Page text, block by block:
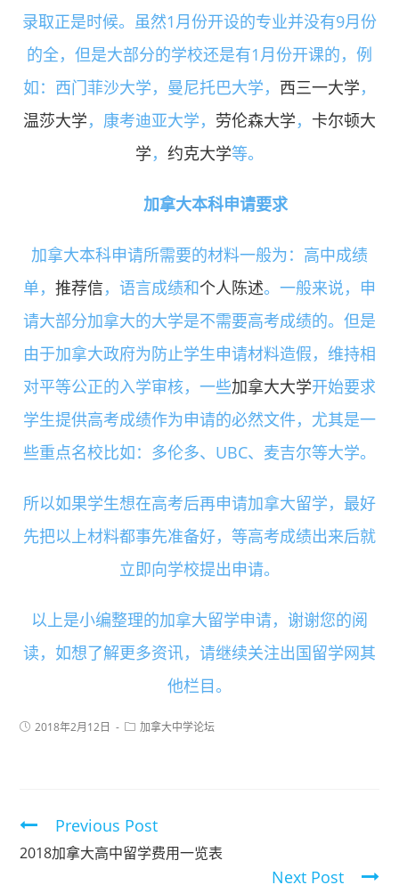
录取正是时候。虽然1月份开设的专业并没有9月份
的全，但是大部分的学校还是有1月份开课的，例
如：西门菲沙大学，曼尼托巴大学， 西三一大学，
温莎大学，康考迪亚大学， 劳伦森大学， 卡尔顿大
学， 约克大学等。
加拿大本科申请要求
加拿大本科申请所需要的材料一般为：高中成绩
单， 推荐信，语言成绩和个人陈述。一般来说，申
请大部分加拿大的大学是不需要高考成绩的。但是
由于加拿大政府为防止学生申请材料造假，维持相
对平等公正的入学审核，一些加拿大大学开始要求
学生提供高考成绩作为申请的必然文件，尤其是一
些重点名校比如：多伦多、UBC、麦吉尔等大学。
所以如果学生想在高考后再申请加拿大留学，最好
先把以上材料都事先准备好，等高考成绩出来后就
立即向学校提出申请。
以上是小编整理的加拿大留学申请，谢谢您的阅
读，如想了解更多资讯，请继续关注出国留学网其
他栏目。
2018年2月12日 加拿大中学论坛
Previous Post
2018加拿大高中留学费用一览表
Next Post